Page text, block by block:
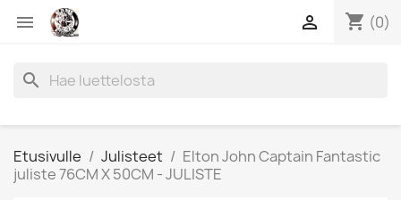
 shopping_cart (0)

search
Etusivulle Julisteet
Elton John Captain Fantastic
juliste 76CM X 50CM - JULISTE